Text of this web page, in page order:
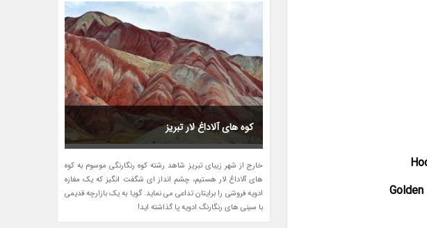
کوه های آلاداغ لار تبریز
خارج از شهر زیبای تبریز شاهد رشته کوه رنگارنگی موسوم به کوه
های آلاداغ لار هستیم، چشم انداز ای شگفت انگیز که یک مغازه
ادویه فروشی را برایتان تداعی می نماید. گویا به یک بازارچه قدیمی
با سینی های رنگارنگ ادویه پا گذاشته اید!